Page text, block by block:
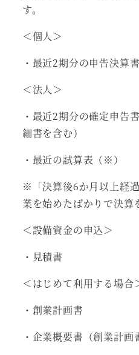
す。
＜個人＞
・最近2期分の申告決算
＜法人＞
・最近2期分の確定申告
細書を含む）
・最近の試算表（※）
※「決算後6か月以上経
業を始めたばかりで決算
＜設備資金の申込＞
・見積書
＜はじめて利用する場合
・創業計画書
・企業概要書（創業計画